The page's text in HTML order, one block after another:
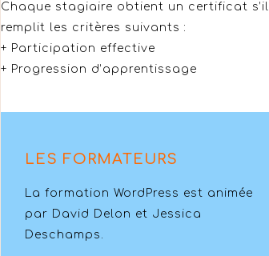
Chaque stagiaire obtient un certificat s’il
remplit les critères suivants :
+ Participation effective
+ Progression d’apprentissage
LES FORMATEURS
La formation WordPress est animée
par David Delon et Jessica
Deschamps.